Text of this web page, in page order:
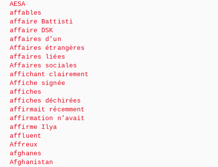
AESA
affables
affaire Battisti
affaire DSK
affaires d’un
Affaires étrangères
affaires liées
Affaires sociales
affichant clairement
Affiche signée
affiches
affiches déchirées
affirmait récemment
affirmation n’avait
affirme Ilya
affluent
Affreux
afghanes
Afghanistan